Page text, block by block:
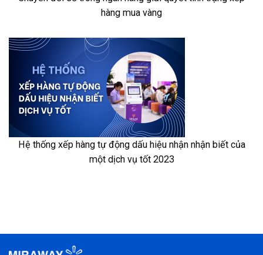
hàng mua vàng
Hệ thống xếp hàng tự động dấu hiệu nhận nhận biết của
một dịch vụ tốt 2023